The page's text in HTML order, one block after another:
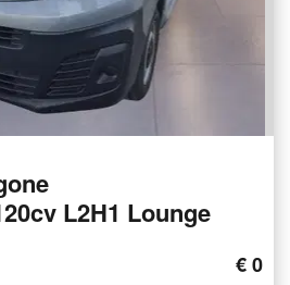
L2H1 Lounge
€ 0